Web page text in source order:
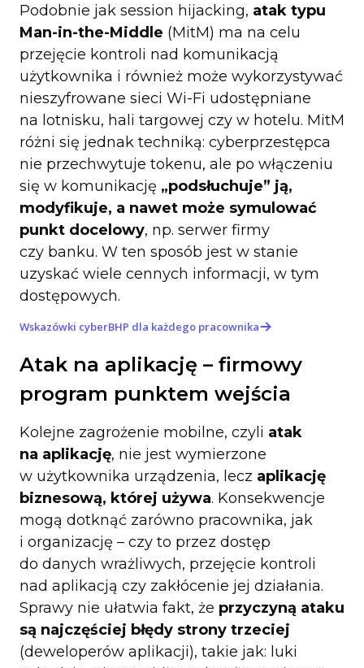
Podobnie jak session hijacking, atak typu
Man-in-the-Middle (MitM) ma na celu
przejęcie kontroli nad komunikacją
użytkownika i również może wykorzystywać
nieszyfrowane sieci Wi-Fi udostępniane
na lotnisku, hali targowej czy w hotelu. MitM
różni się jednak techniką: cyberprzestępca
nie przechwytuje tokenu, ale po włączeniu
się w komunikację „podsłuchuje” ją,
modyfikuje, a nawet może symulować
punkt docelowy, np. serwer firmy
czy banku. W ten sposób jest w stanie
uzyskać wiele cennych informacji, w tym
dostępowych.
Wskazówki cyberBHP dla każdego pracownika
Atak na aplikację – firmowy
program punktem wejścia
Kolejne zagrożenie mobilne, czyli atak
na aplikację, nie jest wymierzone
w użytkownika urządzenia, lecz aplikację
biznesową, której używa. Konsekwencje
mogą dotknąć zarówno pracownika, jak
i organizację – czy to przez dostęp
do danych wrażliwych, przejęcie kontroli
nad aplikacją czy zakłócenie jej działania.
Sprawy nie ułatwia fakt, że przyczyną ataku
są najczęściej błędy strony trzeciej
(deweloperów aplikacji), takie jak: luki